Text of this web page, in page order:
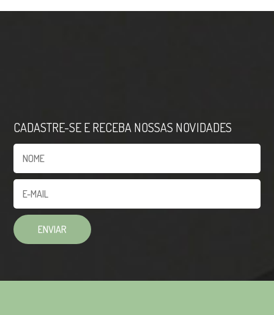
CADASTRE-SE E RECEBA NOSSAS NOVIDADES